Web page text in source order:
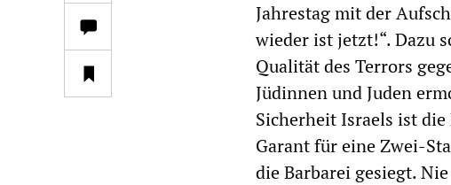
Jahrestag mit der
wieder ist jetzt!“. Dazu
Qualität des Terrors
Jüdinnen und Juden
Sicherheit Israels ist
Garant für eine Zwei-
die Barbarei gesiegt.